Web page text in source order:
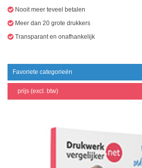
Nooit meer teveel betalen
Meer dan 20 grote drukkers
Transparant en onafhankelijk
Favoriete categorieën
prijs (excl. btw)